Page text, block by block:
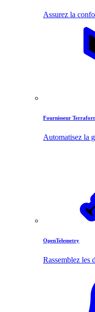
Assurez la
Fournisseur
Automatisez la
OpenTelemetry
Rassemblez les